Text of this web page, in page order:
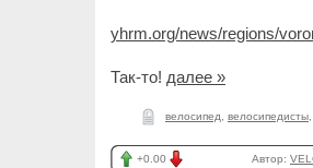
yhrm.org/news/regions/
Так-то! далее »
велосипед велосипедисты
+0.00 Автор: